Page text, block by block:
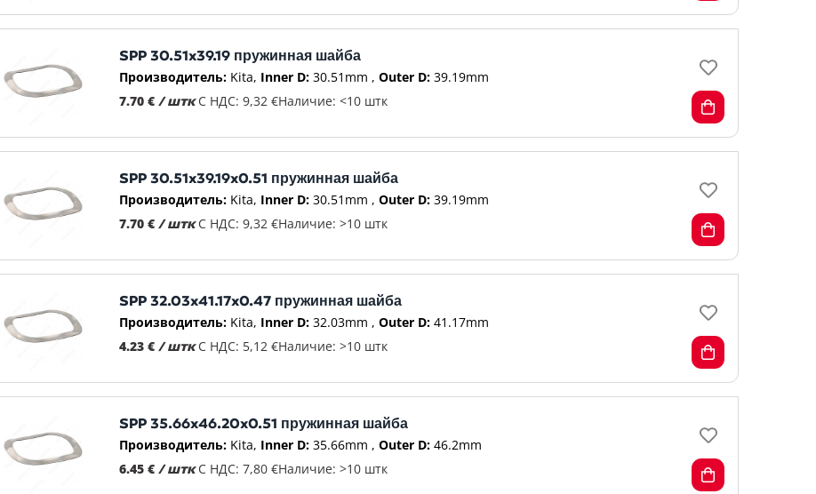
SPP 30.51x39.19 пружинная шайба
Производитель: Kita Inner D: 30.51mm Outer D: 39.19mm
7.70 € / штк С НДС: 9,32 €Наличие: <10 штк
SPP 30.51x39.19x0.51 пружинная шайба
Производитель: Kita Inner D: 30.51mm Outer D: 39.19mm
7.70 € / штк С НДС: 9,32 €Наличие: >10 штк
SPP 32.03x41.17x0.47 пружинная шайба
Производитель: Kita Inner D: 32.03mm Outer D: 41.17mm
4.23 € / штк С НДС: 5,12 €Наличие: >10 штк
SPP 35.66x46.20x0.51 пружинная шайба
Производитель: Kita Inner D: 35.66mm Outer D: 46.2mm
6.45 € / штк С НДС: 7,80 €Наличие: >10 штк